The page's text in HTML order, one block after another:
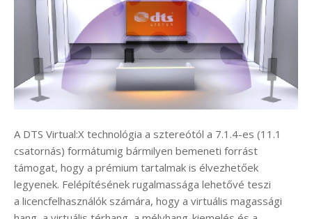
A DTS Virtual:X technológia a sztereótól a 7.1.4-es (11.1
csatornás) formátumig bármilyen bemeneti forrást
támogat, hogy a prémium tartalmak is élvezhetőek
legyenek. Felépítésének rugalmassága lehetővé teszi
a licencfelhasználók számára, hogy a virtuális magassági